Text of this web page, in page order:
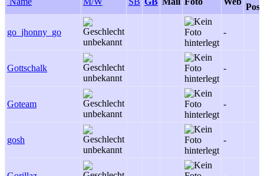
go_jhonny_go -
Gottschalk -
Goteam -
gosh -